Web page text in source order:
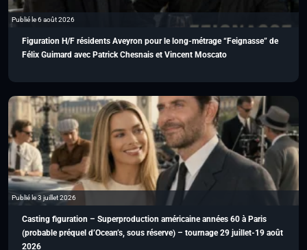
Publié le 6 août 2026
Figuration H/F résidents Aveyron pour le long-métrage “Feignasse” de
Félix Guimard avec Patrick Chesnais et Vincent Moscato
Publié le 3 juillet 2026
Casting figuration – Superproduction américaine années 60 à Paris
(probable préquel d’Ocean’s, sous réserve) – tournage 29 juillet-19 août
2026